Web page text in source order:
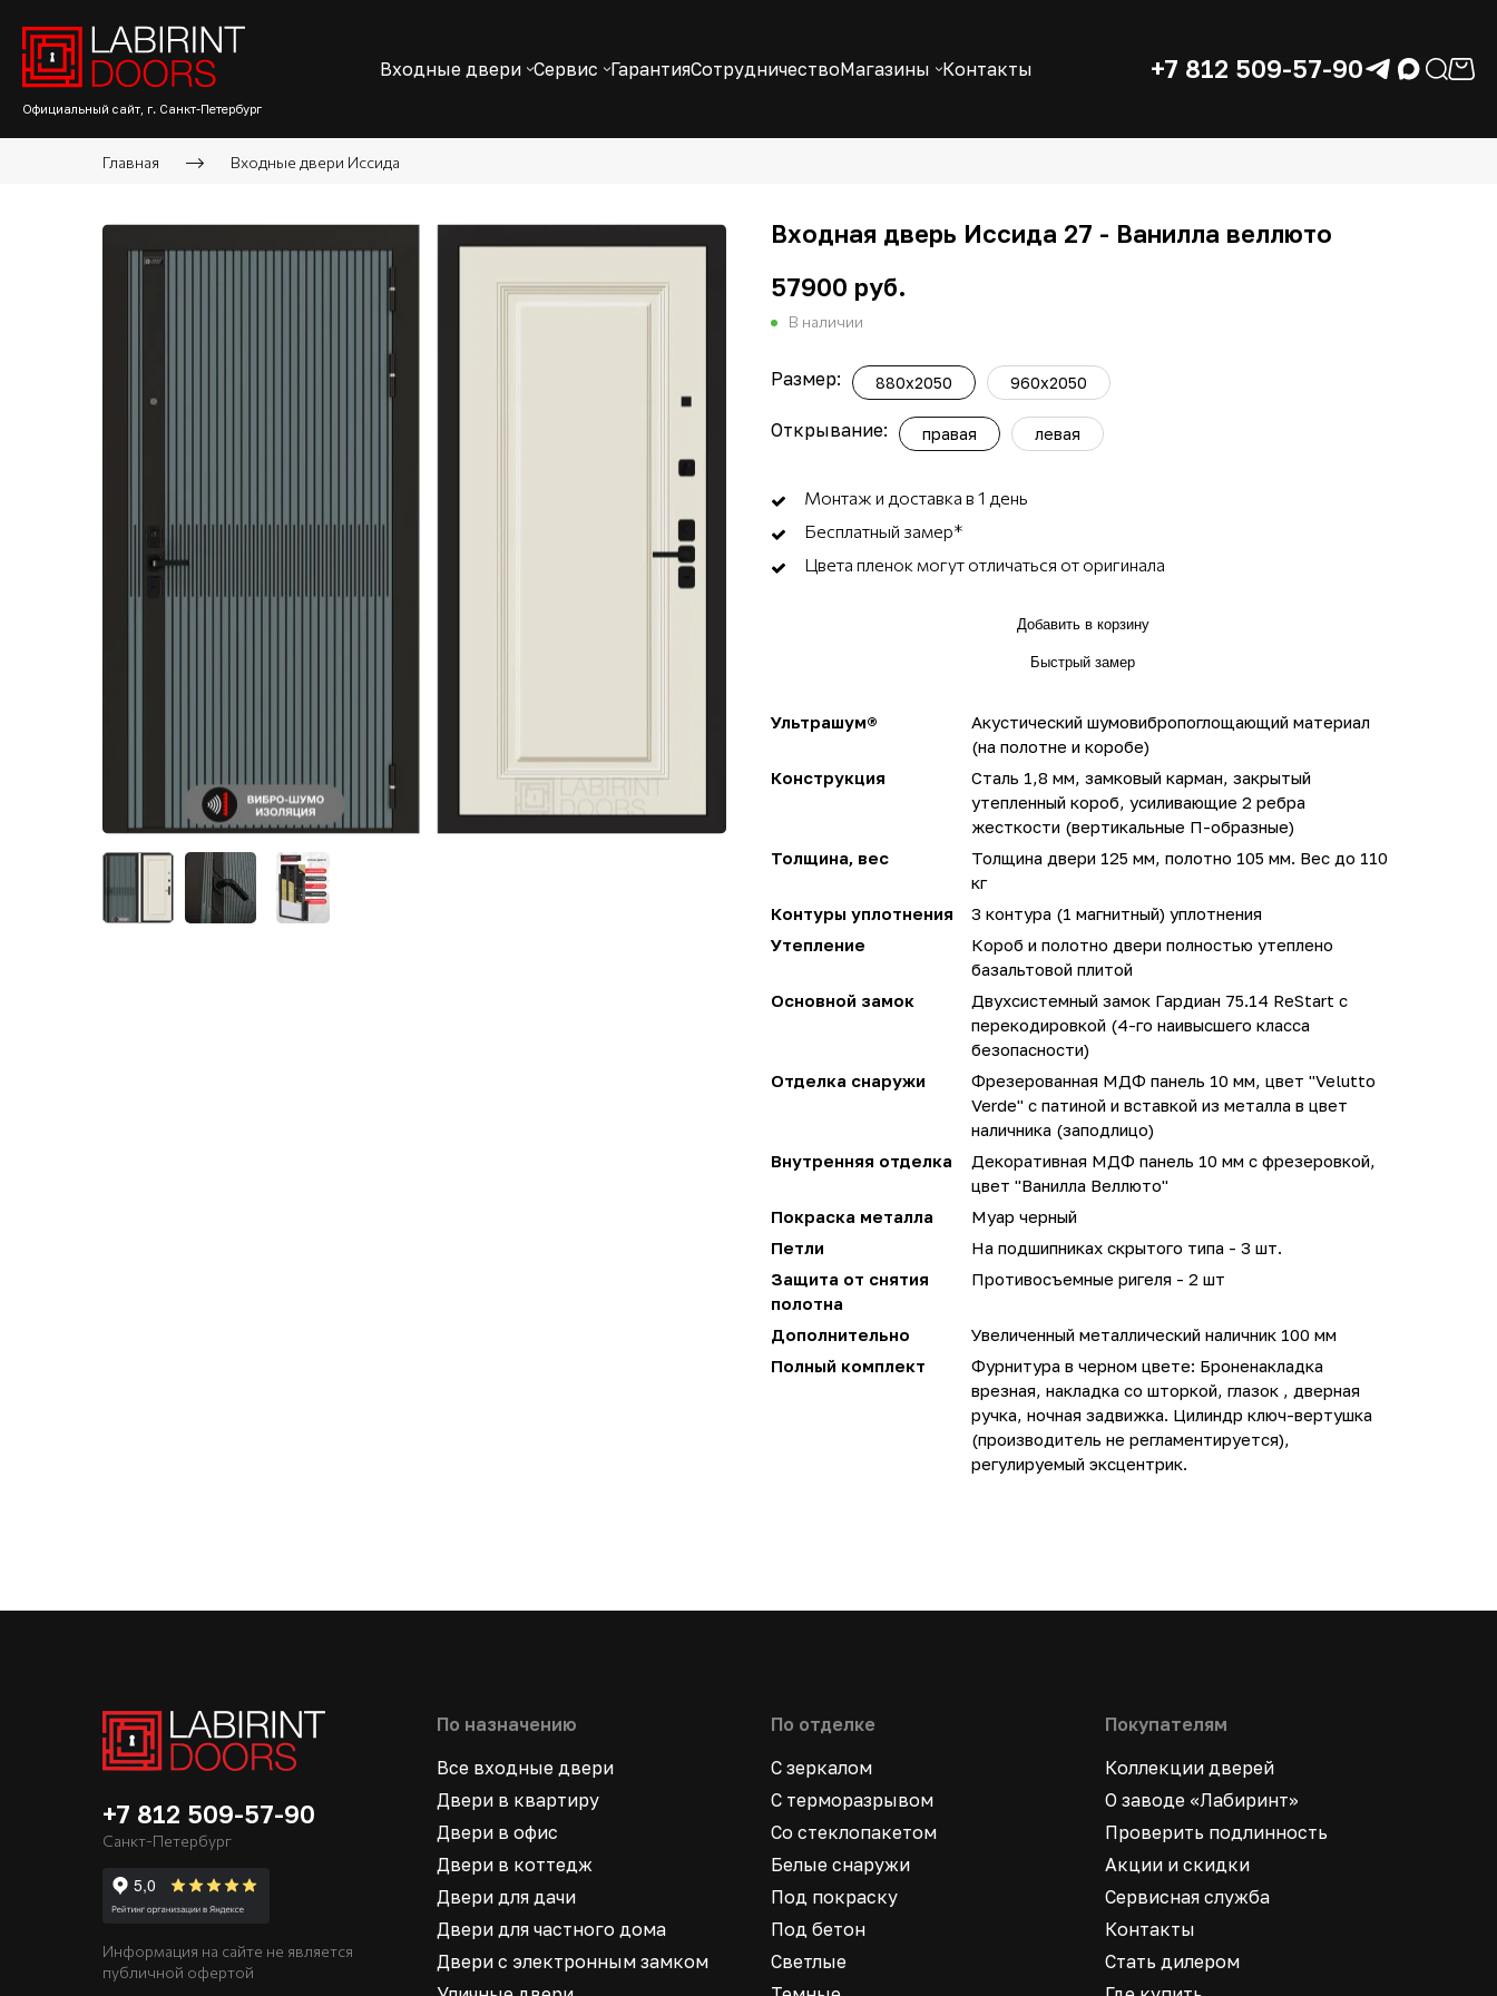
Официальный сайт, г. Санкт-Петербург
Входные двери Сервис ГарантияСотрудничествоМагазины Контакты +7 812 509-57-90
Главная Входные двери Иссида
Входная дверь Иссида 27 - Ванилла веллюто
57900 руб.
В наличии
Размер: 880x2050 960x2050
Открывание: правая левая
Монтаж и доставка в 1 день
Бесплатный замер*
Цвета пленок могут отличаться от оригинала
Добавить в корзину
Быстрый замер
Ультрашум®
Акустический шумовибропоглощающий материал
(на полотне и коробе)
Конструкция
Сталь 1,8 мм, замковый карман, закрытый
утепленный короб, усиливающие 2 ребра
жесткости (вертикальные П-образные)
Толщина, вес
Толщина двери 125 мм, полотно 105 мм. Вес до 110
кг
Контуры уплотнения
3 контура (1 магнитный) уплотнения
Утепление
Короб и полотно двери полностью утеплено
базальтовой плитой
Основной замок
Двухсистемный замок Гардиан 75.14 ReStart с
перекодировкой (4-го наивысшего класса
безопасности)
Отделка снаружи
Фрезерованная МДФ панель 10 мм, цвет "Velutto
Verde" с патиной и вставкой из металла в цвет
наличника (заподлицо)
Внутренняя отделка
Декоративная МДФ панель 10 мм с фрезеровкой,
цвет "Ванилла Веллюто"
Покраска металла
Муар черный
Петли
На подшипниках скрытого типа - 3 шт.
Защита от снятия
полотна
Противосъемные ригеля - 2 шт
Дополнительно
Увеличенный металлический наличник 100 мм
Полный комплект
Фурнитура в черном цвете: Броненакладка
врезная, накладка со шторкой, глазок , дверная
ручка, ночная задвижка. Цилиндр ключ-вертушка
(производитель не регламентируется),
регулируемый эксцентрик.
+7 812 509-57-90
Санкт-Петербург
Информация на сайте не является
публичной офертой
По назначению
Все входные двери
Двери в квартиру
Двери в офис
Двери в коттедж
Двери для дачи
Двери для частного дома
Двери с электронным замком
По отделке
С зеркалом
С терморазрывом
Со стеклопакетом
Белые снаружи
Под покраску
Под бетон
Светлые
Покупателям
Коллекции дверей
О заводе «Лабиринт»
Проверить подлинность
Акции и скидки
Сервисная служба
Контакты
Стать дилером